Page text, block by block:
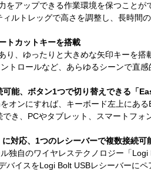
をアップできる作業環境を保つことが
ルトレッグで高さを調整し、長時間
トカットキーを搭載
り、ゆったりと大きめな矢印キーを
トロールなど、あらゆるシーンで直
可能、ボタン1つで切り替えできる「
オンにすれば、キーボード左上にあ
き、PCやタブレット、スマートフォ
対応、1つのレシーバーで複数接続可
独自のワイヤレステクノロジー「
バイスをLogi Bolt USBレシーバーに